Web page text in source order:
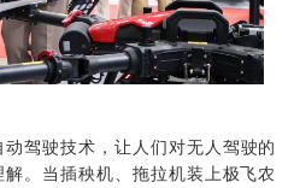
驾驶技术，让人们对无人驾驶的
。当插秧机、拖拉机装上极飞农